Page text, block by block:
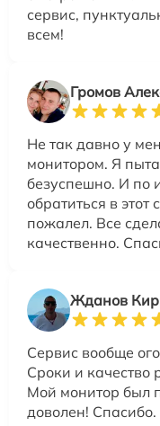
сервис,
всем!
Громов
Не так давно у
монитором. Я
безуспешно. И по
обратиться в
пожалел. Все
качественно.
Жданов
Сервис вообще
Сроки и качество
Мой монитор был
доволен! Спасибо.